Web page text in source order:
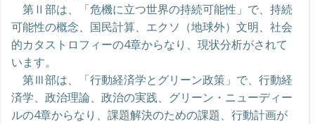
第Ⅱ部は、「危機に立つ世界の持続可能性」で、持続
可能性の概念、国民計算、エクソ（地球外）文明、社会
的カタストロフィーの4章からなり、現状分析がされて
います。
第Ⅲ部は、「行動経済学とグリーン政策」で、行動経
済学、政治理論、政治の実践、グリーン・ニューディー
ルの4章からなり、課題解決のための課題、行動計画が